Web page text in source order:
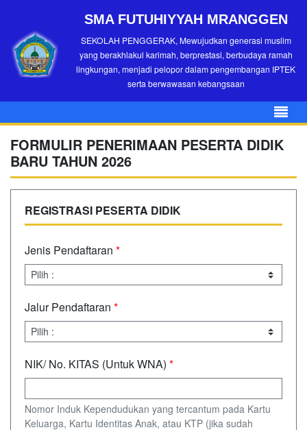
SMA FUTUHIYYAH MRANGGEN
SEKOLAH PENGGERAK, Mewujudkan generasi muslim
yang berakhlakul karimah, berprestasi, berbudaya ramah
lingkungan, menjadi pelopor dalam pengembangan IPTEK
serta berwawasan kebangsaan
FORMULIR PENERIMAAN PESERTA DIDIK
BARU TAHUN 2026
REGISTRASI PESERTA DIDIK
Jenis Pendaftaran *
Jalur Pendaftaran *
NIK/ No. KITAS (Untuk WNA) *
Nomor Induk Kependudukan yang tercantum pada Kartu
Keluarga, Kartu Identitas Anak, atau KTP (jika sudah